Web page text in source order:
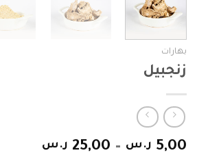
بهارات
زنجبيل
5,00 ر.س –
25,00 ر.س